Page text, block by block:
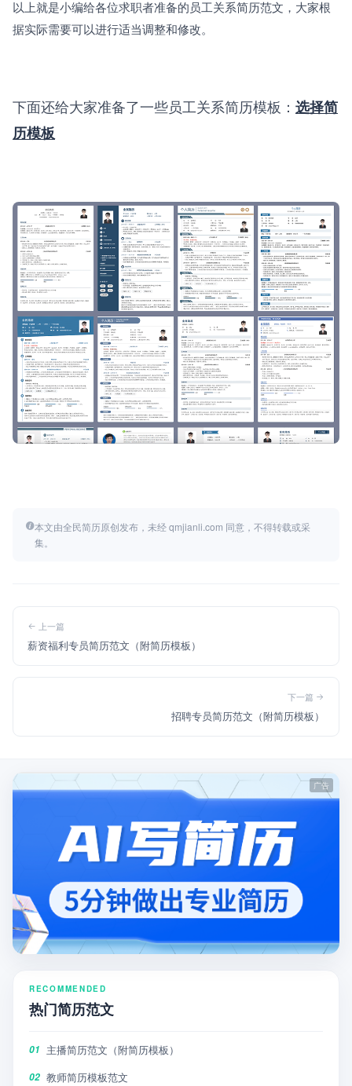
以上就是小编给各位求职者准备的员工关系简历范文，大家根
据实际需要可以进行适当调整和修改。
下面还给大家准备了一些员工关系简历模板： 选择简
历模板
本文由全民简历原创发布，未经 qmjianli.com 同意，不得转载或采
集。
上一篇
薪资福利专员简历范文（附简历模板）
下一篇
招聘专员简历范文（附简历模板）
RECOMMENDED
热门简历范文
01 主播简历范文（附简历模板）
02 教师简历模板范文